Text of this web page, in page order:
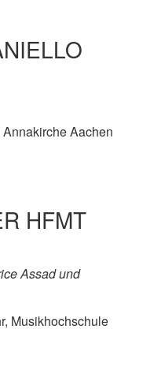
Aachen
HFMT
Assad und
Musikhochschule